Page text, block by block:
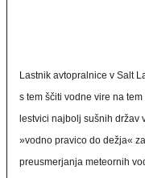
Lastnik avtopralnice v Salt
s tem ščiti vodne vire na
lestvici najbolj sušnih držav
»vodno pravico do dežja«
preusmerjanja meteornih